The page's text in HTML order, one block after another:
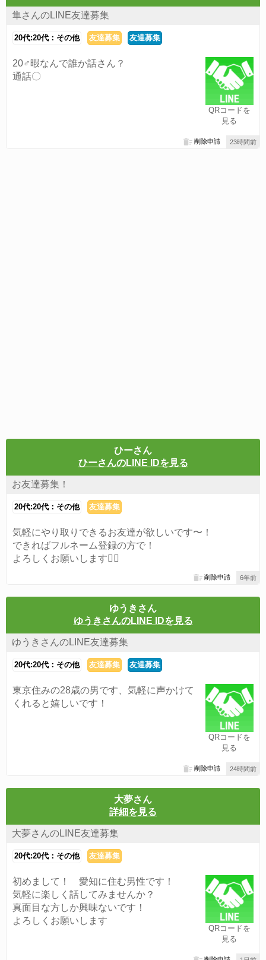
隼さんのLINE友達募集
20代:20代：その他 友達募集 友達募集
QRコードを
見る
20♂暇なんで誰か話さん？
通話〇
23時間前
削除申請
ひーさん
ひーさんのLINE IDを見る
お友達募集！
20代:20代：その他 友達募集
気軽にやり取りできるお友達が欲しいです〜！
できればフルネーム登録の方で！
よろしくお願いします🙆‍♀️
6年前
削除申請
ゆうきさん
ゆうきさんのLINE IDを見る
ゆうきさんのLINE友達募集
20代:20代：その他 友達募集 友達募集
QRコードを
見る
東京住みの28歳の男です、気軽に声かけて
くれると嬉しいです！
24時間前
削除申請
大夢さん
詳細を見る
大夢さんのLINE友達募集
20代:20代：その他 友達募集
QRコードを
見る
初めまして！ 愛知に住む男性です！
気軽に楽しく話してみませんか？
真面目な方しか興味ないです！
よろしくお願いします